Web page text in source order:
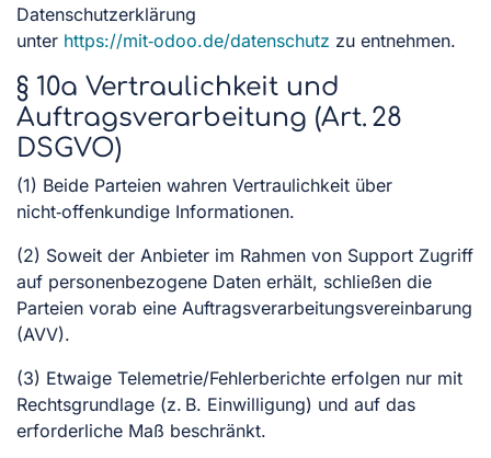
Datenschutzerklärung
unter https://mit‑odoo.de/datenschutz zu entnehmen.
§ 10a Vertraulichkeit und
Auftragsverarbeitung (Art. 28
DSGVO)
(1) Beide Parteien wahren Vertraulichkeit über
nicht‑offenkundige Informationen.
(2) Soweit der Anbieter im Rahmen von Support Zugriff
auf personenbezogene Daten erhält, schließen die
Parteien vorab eine Auftragsverarbeitungsvereinbarung
(AVV).
(3) Etwaige Telemetrie/Fehlerberichte erfolgen nur mit
Rechtsgrundlage (z. B. Einwilligung) und auf das
erforderliche Maß beschränkt.